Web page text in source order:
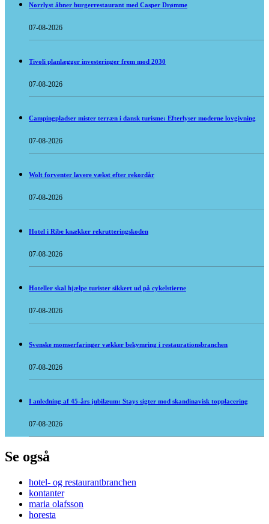
Norrlyst åbner burgerrestaurant med Casper Drømme
07-08-2026
Tivoli planlægger investeringer frem mod 2030
07-08-2026
Campingpladser mister terræn i dansk turisme: Efterlyser moderne lovgivning
07-08-2026
Wolt forventer lavere vækst efter rekordår
07-08-2026
Hotel i Ribe knækker rekrutteringskoden
07-08-2026
Hoteller skal hjælpe turister sikkert ud på cykelstierne
07-08-2026
Svenske momserfaringer vækker bekymring i restaurationsbranchen
07-08-2026
I anledning af 45-års jubilæum: Stays sigter mod skandinavisk topplacering
07-08-2026
Se også
hotel- og restaurantbranchen
kontanter
maria olafsson
horesta